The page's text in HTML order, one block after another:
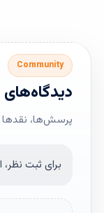
Community
دیدگاه‌های
پرسش‌ها، نقدها
برای ثبت